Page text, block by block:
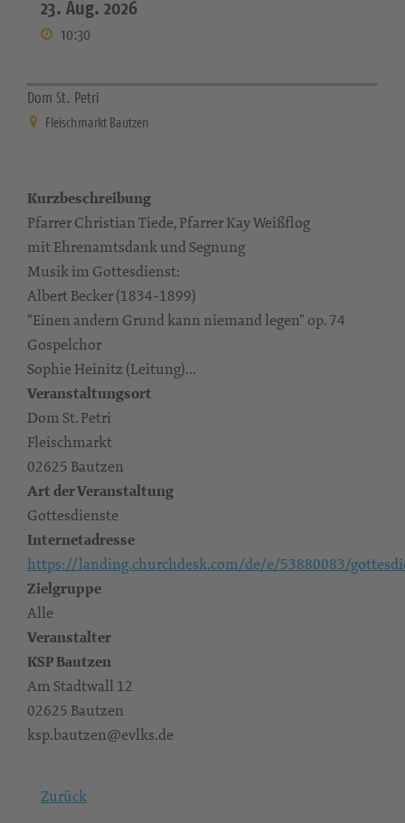
23. Aug. 2026
10:30
Dom St. Petri
Fleischmarkt Bautzen
Kurzbeschreibung
Pfarrer Christian Tiede, Pfarrer Kay Weißflog
mit Ehrenamtsdank und Segnung
Musik im Gottesdienst:
Albert Becker (1834-1899)
"Einen andern Grund kann niemand legen" op. 74
Gospelchor
Sophie Heinitz (Leitung)...
Veranstaltungsort
Dom St. Petri
Fleischmarkt
02625 Bautzen
Art der Veranstaltung
Gottesdienste
Internetadresse
https://landing.churchdesk.com/de/e/53880083/
Zielgruppe
Alle
Veranstalter
KSP Bautzen
Am Stadtwall 12
02625 Bautzen
ksp.bautzen@evlks.de
Zurück